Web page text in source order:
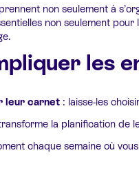
non seulement à
non seulement
les
leur carnet : laisse-les
la planification de
chaque semaine où